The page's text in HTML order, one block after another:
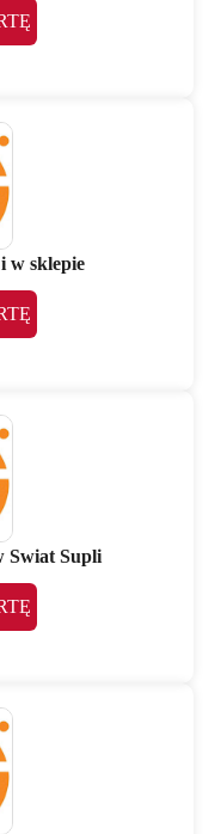
w sklepie
Swiat Supli